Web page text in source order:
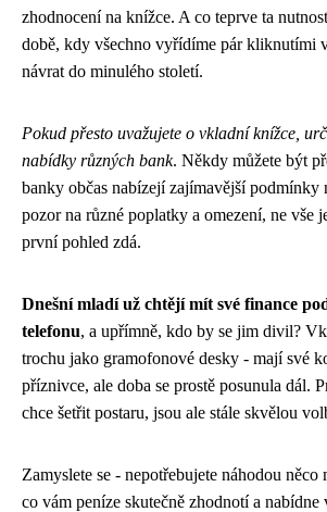
zhodnocení na knížce. A co teprve ta
době, kdy všechno vyřídíme pár kliknutími
návrat do minulého století.
Pokud přesto uvažujete o vkladní knížce,
nabídky různých bank. Někdy můžete být
banky občas nabízejí zajímavější podmínky
pozor na různé poplatky a omezení, ne vše
první pohled zdá.
Dnešní mladí už chtějí mít své finance
telefonu, a upřímně, kdo by se jim divil?
trochu jako gramofonové desky - mají své
příznivce, ale doba se prostě posunula dál.
chce šetřit postaru, jsou ale stále skvělou
Zamyslete se - nepotřebujete náhodou něco
co vám peníze skutečně zhodnotí a